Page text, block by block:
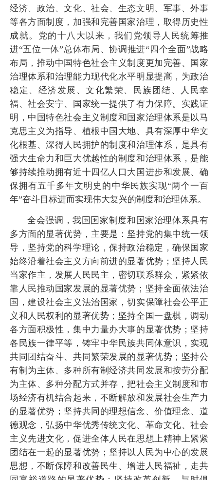
经济、政治、文化、社会、生态文明、军事、外事
等各方面制度，加强和完善国家治理，取得历史性
成就。党的十八大以来，我们党领导人民统筹推
进“五位一体”总体布局、协调推进“四个全面”战略
布局，推动中国特色社会主义制度更加完善、国家
治理体系和治理能力现代化水平明显提高，为政治
稳定、经济发展、文化繁荣、民族团结、人民幸
福、社会安宁、国家统一提供了有力保障。实践证
明，中国特色社会主义制度和国家治理体系是以马
克思主义为指导、植根中国大地、具有深厚中华文
化根基、深得人民拥护的制度和治理体系，是具有
强大生命力和巨大优越性的制度和治理体系，是能
够持续推动拥有近十四亿人口大国进步和发展、确
保拥有五千多年文明史的中华民族实现“两个一百
年”奋斗目标进而实现伟大复兴的制度和治理体系。
全会强调，我国国家制度和国家治理体系具有
多方面的显著优势，主要是：坚持党的集中统一领
导，坚持党的科学理论，保持政治稳定，确保国家
始终沿着社会主义方向前进的显著优势；坚持人民
当家作主，发展人民民主，密切联系群众，紧紧依
靠人民推动国家发展的显著优势；坚持全面依法治
国，建设社会主义法治国家，切实保障社会公平正
义和人民权利的显著优势；坚持全国一盘棋，调动
各方面积极性，集中力量办大事的显著优势；坚持
各民族一律平等，铸牢中华民族共同体意识，实现
共同团结奋斗、共同繁荣发展的显著优势；坚持公
有制为主体、多种所有制经济共同发展和按劳分配
为主体、多种分配方式并存，把社会主义制度和市
场经济有机结合起来，不断解放和发展社会生产力
的显著优势；坚持共同的理想信念、价值理念、道
德观念，弘扬中华优秀传统文化、革命文化、社会
主义先进文化，促进全体人民在思想上精神上紧紧
团结在一起的显著优势；坚持以人民为中心的发展
思想，不断保障和改善民生、增进人民福祉，走共